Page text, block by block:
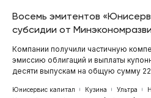
Восемь эмитентов
субсидии от
Компании получили частичную
эмиссию облигаций и выплаты
десяти выпускам на общую сумму
Юнисервис капитал Кузина Ультра